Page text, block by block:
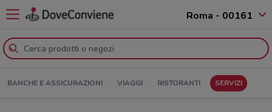
Roma - 00161
BANCHE E ASSICURAZIONI VIAGGI RISTORANTI SERVIZI